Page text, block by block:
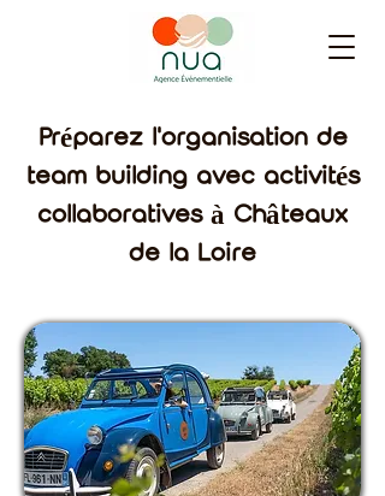
Préparez l'organisation de
team building avec activités
collaboratives à Châteaux
de la Loire